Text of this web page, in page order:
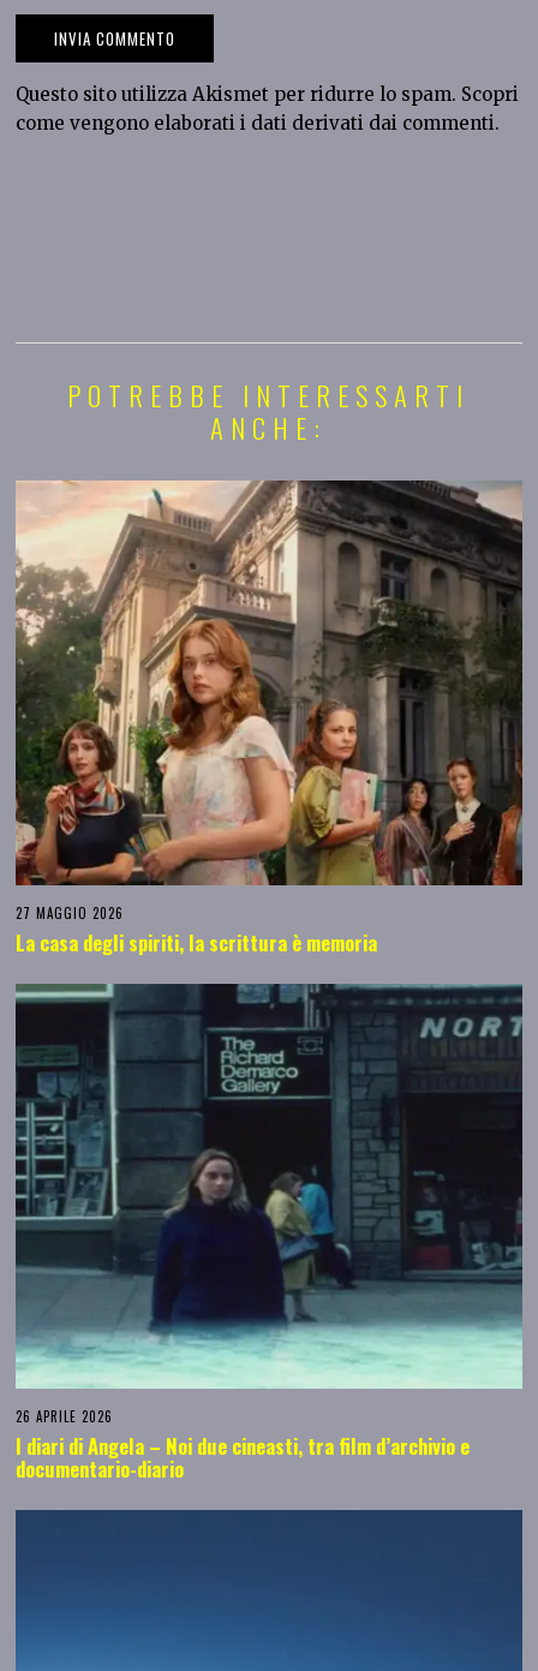
Questo sito utilizza Akismet per ridurre lo spam. Scopri
come vengono elaborati i dati derivati dai commenti.
POTREBBE INTERESSARTI
ANCHE:
27 MAGGIO 2026
La casa degli spiriti, la scrittura è memoria
26 APRILE 2026
I diari di Angela – Noi due cineasti, tra film d’archivio e
documentario-diario